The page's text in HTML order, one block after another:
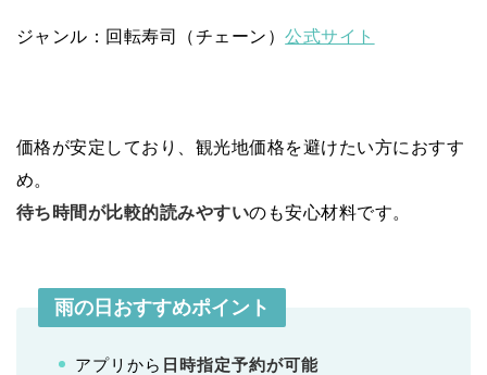
ジャンル：回転寿司（チェーン）公式サイト
価格が安定しており、観光地価格を避けたい方におすす
め。
待ち時間が比較的読みやすいのも安心材料です。
雨の日おすすめポイント
アプリから 日時指定予約が可能